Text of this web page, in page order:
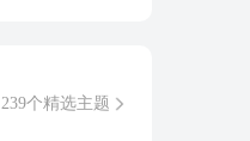
239个精选主题